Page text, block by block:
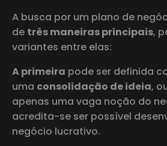
A busca por um plano de
de três maneiras principais,
variantes entre elas:
A primeira pode ser definida
uma consolidação de ideia,
apenas uma vaga noção do
acredita-se ser possível
negócio lucrativo.